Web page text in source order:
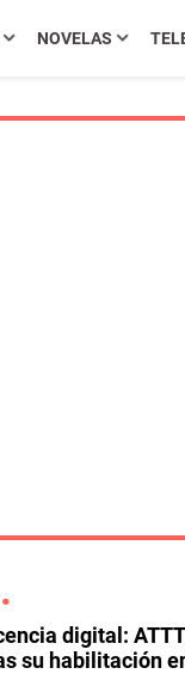
NOVELAS
digital:
su habilitación